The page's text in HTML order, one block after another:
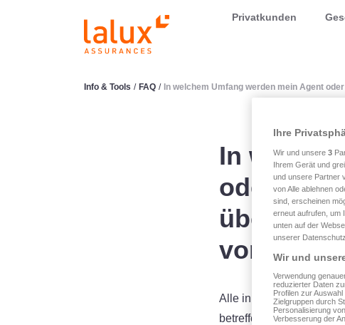
LALUX AssurancesPrivatkunden
Info & Tools / FAQ / In welchem Umfang werden mein Agent
In
oder
über die
Alle in LALUX easyAPP
betreffende Abteilung
Ihre
Wir und unsere 3
Ihrem Gerät und
und unsere Partner
von Alle ablehnen
sind, erscheinen
erneut aufrufen, um
unten auf der
unserer
Wir und
Verwendung
reduzierter Daten
Profilen zur
Zielgruppen durch
Personalisierung
Verbesserung der